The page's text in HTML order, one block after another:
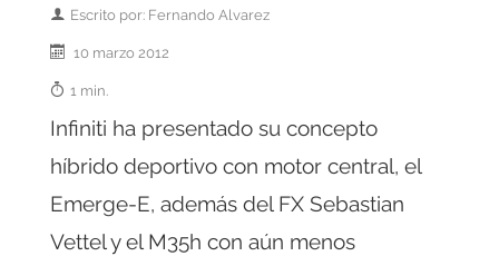
Escrito por: Fernando Alvarez
10 marzo 2012
1 min.
Infiniti ha presentado su concepto
híbrido deportivo con motor central, el
Emerge-E, además del FX Sebastian
Vettel y el M35h con aún menos